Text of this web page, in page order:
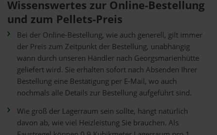
Wissenswertes zur Online-Bestellung
und zum Pellets-Preis
Bei der Online-Bestellung, wie auch generell, gilt immer
der Preis zum Zeitpunkt der Bestellung, unabhängig
wann durch unseren Händler nach Georgsmarienhütte
geliefert wird. Sie erhalten sofort nach Absenden Ihrer
Bestellung eine Bestätigung per E-Mail, wo auch
nochmals alle Details zur Bestellung aufgeführt sind.
Wie groß der Lagerraum sein sollte, hängt natürlich
davon ab, wie viel Heizleistung Sie brauchen. Als